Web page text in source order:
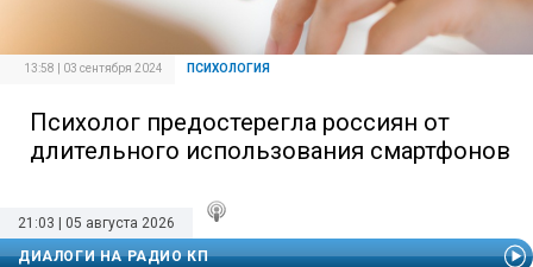
13:58 | 03 сентября 2024 ПСИХОЛОГИЯ
Психолог предостерегла россиян от
длительного использования смартфонов
21:03 | 05 августа 2026
ДИАЛОГИ НА РАДИО КП